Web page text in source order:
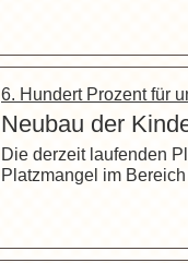
6. Hundert Prozent für
Neubau der
Die derzeit laufenden
Platzmangel im